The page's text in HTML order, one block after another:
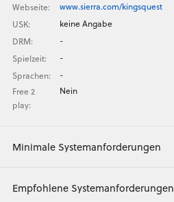
Webseite:
www.sierra.com/kingsquest
USK:
keine Angabe
DRM:
-
Spielzeit:
-
Sprachen:
-
Free 2
play:
Nein
Minimale Systemanforderungen
Empfohlene Systemanforderungen